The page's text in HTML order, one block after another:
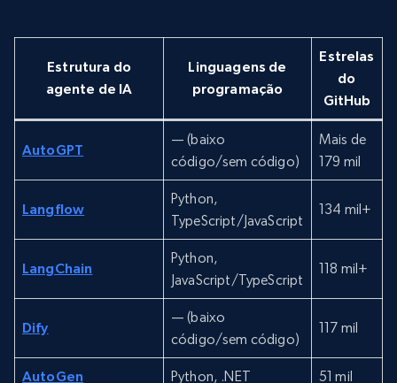
Estrutura do
agente de IA
Linguagens de
programação
Estrelas
do
GitHub
AutoGPT
— (baixo
código/sem código)
Mais de
179 mil
Langflow
Python,
TypeScript/JavaScript
134 mil+
LangChain
Python,
JavaScript/TypeScript
118 mil+
Dify
— (baixo
código/sem código)
117 mil
AutoGen Python, .NET 51 mil